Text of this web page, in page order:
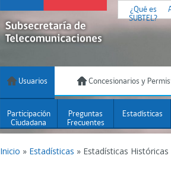
¿Qué es
SUBTEL?
Usuarios Concesionarios y
Participación
Ciudadana
Preguntas
Frecuentes
Estadísticas
Inicio » Estadísticas » Estadísticas Históricas